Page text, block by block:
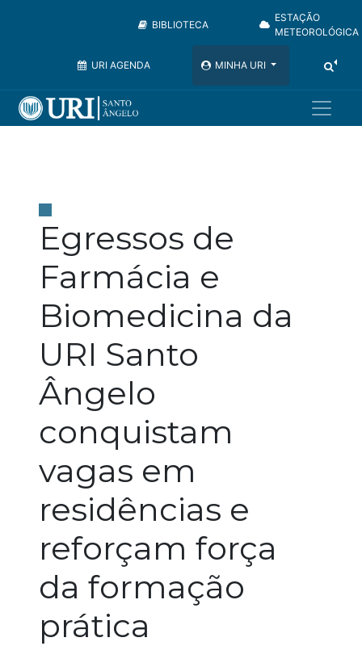
BIBLIOTECA
ESTAÇÃO
METEOROLÓGICA
URI AGENDA MINHA URI
Egressos de
Farmácia e
Biomedicina da
URI Santo
Ângelo
conquistam
vagas em
residências e
reforçam força
da formação
prática